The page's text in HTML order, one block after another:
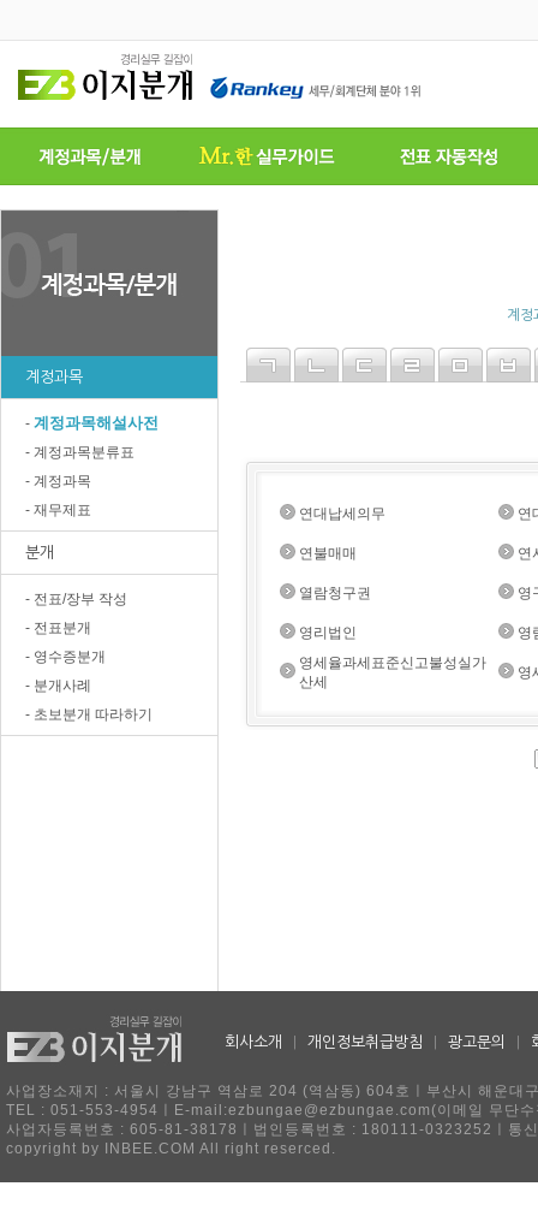
계정과목
- 계정과목해설사전
- 계정과목분류표
- 계정과목
- 재무제표
분개
- 전표/장부 작성
- 전표분개
- 영수증분개
- 분개사례
- 초보분개 따라하기
계정
연대납세의무 연
연불매매 연
열람청구권 영
영리법인
영
영세율과세표준신고불성실가
산세
영
회사소개 개인정보취급방침 광고문의
사업장소재지 : 서울시 강남구 역삼로 204 (역삼동) 604호ㅣ부산시 해운
TEL : 051-553-4954ㅣE-mail:ezbungae@ezbungae.com(이메일 무단수
사업자등록번호 : 605-81-38178ㅣ법인등록번호 : 180111-0323252ㅣ통
copyright by INBEE.COM All right reserced.